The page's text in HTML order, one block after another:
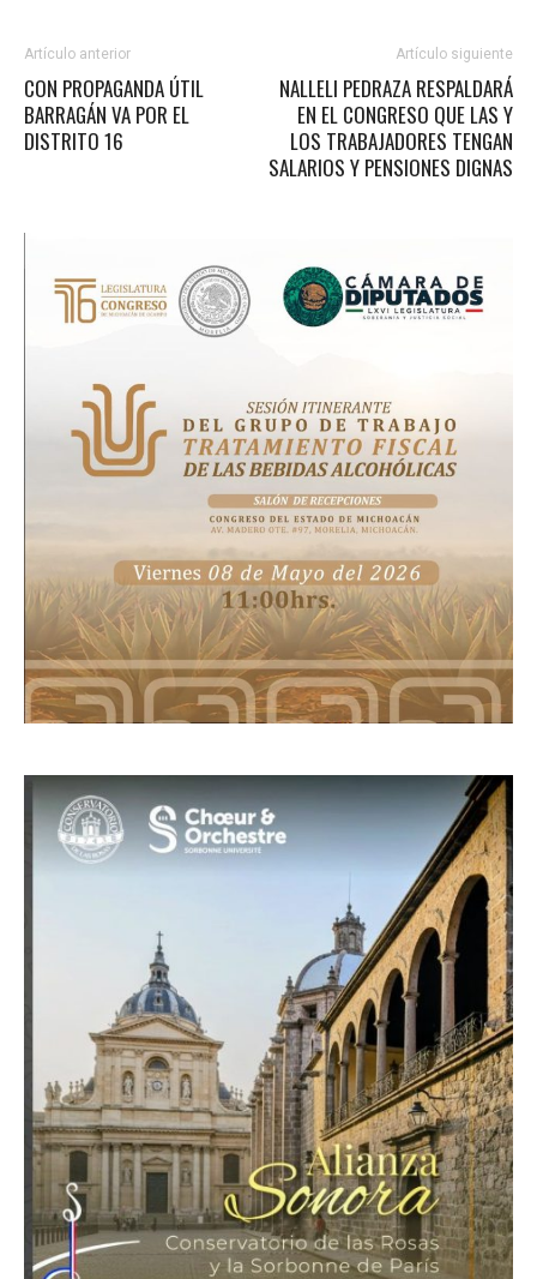
Artículo anterior
CON PROPAGANDA ÚTIL
BARRAGÁN VA POR EL
DISTRITO 16
Artículo siguiente
NALLELI PEDRAZA RESPALDARÁ
EN EL CONGRESO QUE LAS Y
LOS TRABAJADORES TENGAN
SALARIOS Y PENSIONES DIGNAS